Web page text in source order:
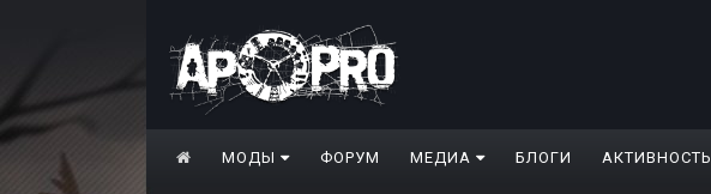
МОДЫ ФОРУМ МЕДИА БЛОГИ АКТИВНОСТЬ